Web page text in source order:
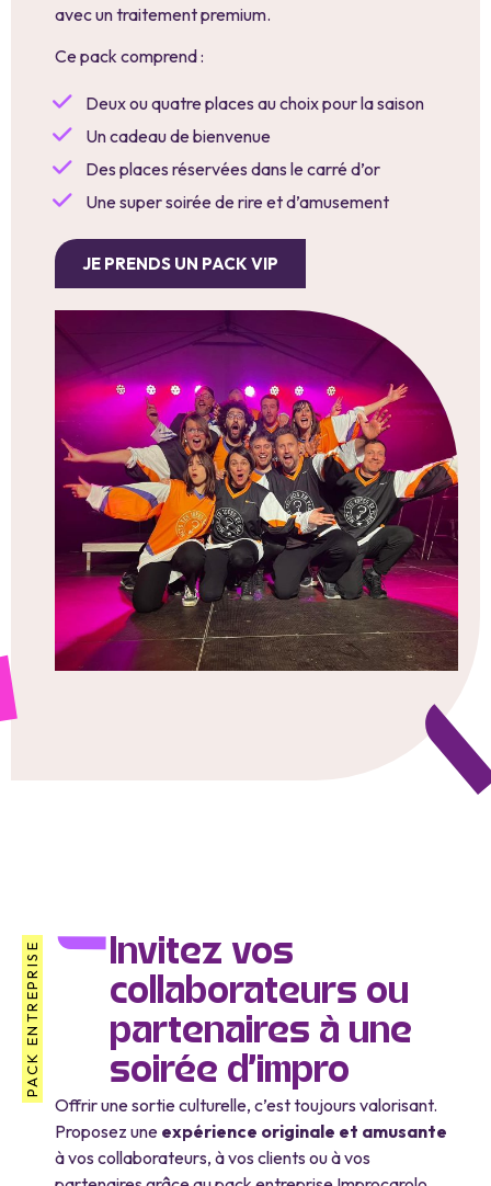
avec un traitement premium.
Ce pack comprend :
Deux ou quatre places au choix pour la saison
Un cadeau de bienvenue
Des places réservées dans le carré d’or
Une super soirée de rire et d’amusement
JE PRENDS UN PACK VIP
PACK ENTREPRISE
Invitez vos
collaborateurs ou
partenaires à une
soirée d’impro
Offrir une sortie culturelle, c’est toujours valorisant.
Proposez une expérience originale et amusante
à vos collaborateurs, à vos clients ou à vos